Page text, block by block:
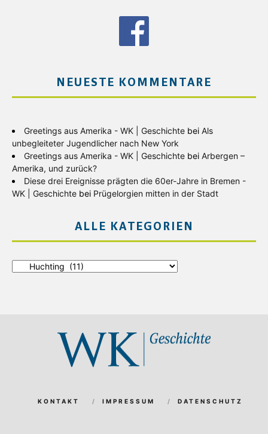
NEUESTE KOMMENTARE
Greetings aus Amerika - WK | Geschichte bei Als
unbegleiteter Jugendlicher nach New York
Greetings aus Amerika - WK | Geschichte bei Arbergen –
Amerika, und zurück?
Diese drei Ereignisse prägten die 60er-Jahre in Bremen -
WK | Geschichte bei Prügelorgien mitten in der Stadt
ALLE KATEGORIEN
KONTAKT IMPRESSUM DATENSCHUTZ